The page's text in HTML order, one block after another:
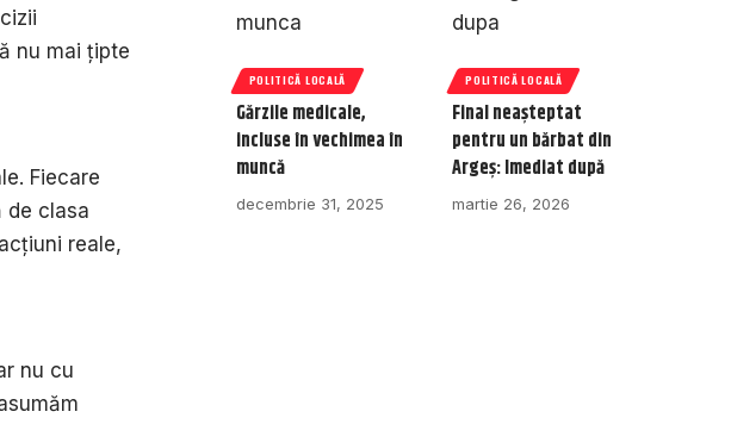
nu mai țipte
Fiecare
de clasa
reale,
nu cu
POLITICĂ LOCALĂ
Gărzile medicale,
incluse în vechimea în
muncă
decembrie 31, 2025
POLITICĂ LOCALĂ
Final neașteptat
pentru un bărbat din
Argeș: Imediat după
martie 26, 2026